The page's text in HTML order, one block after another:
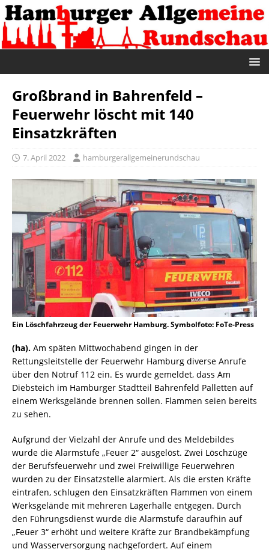
Großbrand in Bahrenfeld –
Feuerwehr löscht mit 140
Einsatzkräften
7. April 2022 hamburgerallgemeinerundschau
Ein Löschfahrzeug der Feuerwehr Hamburg. Symbolfoto: FoTe-Press
(ha). Am späten Mittwochabend gingen in der
Rettungsleitstelle der Feuerwehr Hamburg diverse Anrufe
über den Notruf 112 ein. Es wurde gemeldet, dass Am
Diebsteich im Hamburger Stadtteil Bahrenfeld Palletten auf
einem Werksgelände brennen sollen. Flammen seien bereits
zu sehen.
Aufgrund der Vielzahl der Anrufe und des Meldebildes
wurde die Alarmstufe „Feuer 2“ ausgelöst. Zwei Löschzüge
der Berufsfeuerwehr und zwei Freiwillige Feuerwehren
wurden zu der Einsatzstelle alarmiert. Als die ersten Kräfte
eintrafen, schlugen den Einsatzkräften Flammen von einem
Werksgelände mit mehreren Lagerhalle entgegen. Durch
den Führungsdienst wurde die Alarmstufe daraufhin auf
„Feuer 3“ erhöht und weitere Kräfte zur Brandbekämpfung
und Wasserversorgung nachgefordert. Auf einem